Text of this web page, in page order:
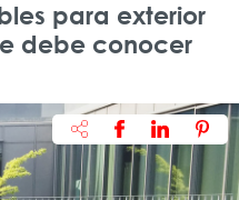
para exterior
debe conocer